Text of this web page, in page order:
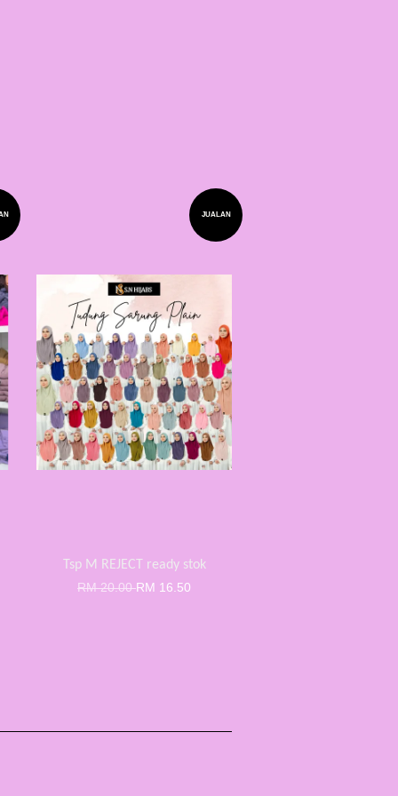
JUALAN
Tsp M REJECT ready stok
RM 20.00RM 16.50